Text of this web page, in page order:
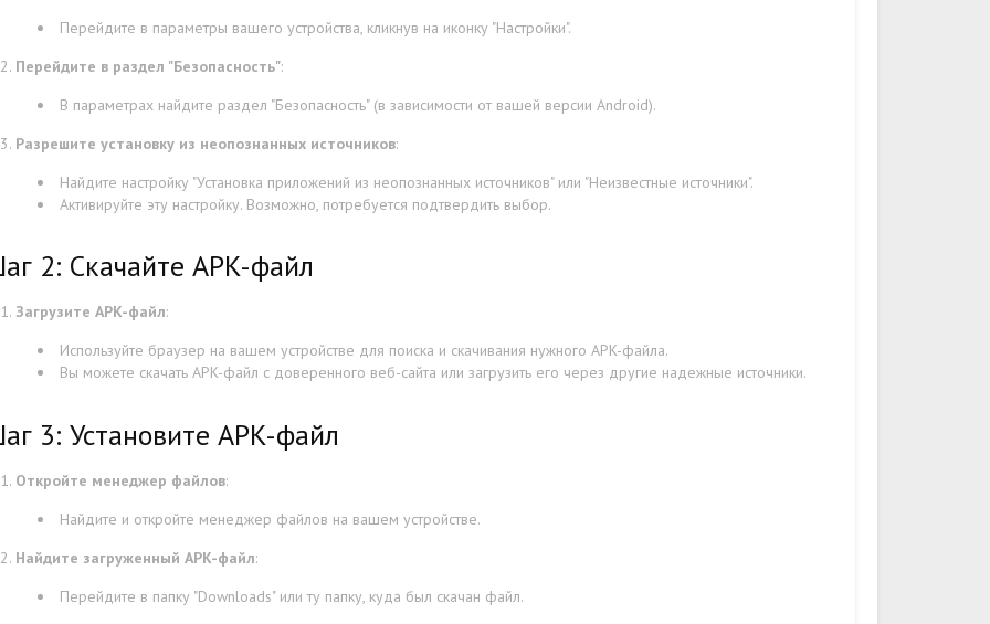
Перейдите в параметры вашего устройства, кликнув на иконку "Настройки".
Перейдите в раздел "Безопасность":
В параметрах найдите раздел "Безопасность" (в зависимости от вашей версии Android).
Разрешите установку из неопознанных источников:
Найдите настройку "Установка приложений из неопознанных источников" или "Неизвестные источники".
Активируйте эту настройку. Возможно, потребуется подтвердить выбор.
2: Скачайте APK-файл
Загрузите APK-файл:
Используйте браузер на вашем устройстве для поиска и скачивания нужного APK-файла.
Вы можете скачать APK-файл с доверенного веб-сайта или загрузить его через другие надежные источники.
3: Установите APK-файл
Откройте менеджер файлов:
Найдите и откройте менеджер файлов на вашем устройстве.
Найдите загруженный APK-файл:
Перейдите в папку "Downloads" или ту папку, куда был скачан файл.